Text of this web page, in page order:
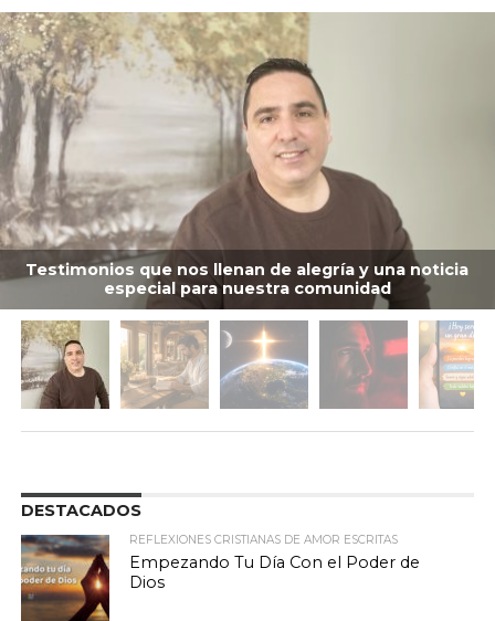
Testimonios que nos llenan de alegría y una noticia
especial para nuestra comunidad
DESTACADOS
REFLEXIONES CRISTIANAS DE AMOR ESCRITAS
Empezando Tu Día Con el Poder de
Dios